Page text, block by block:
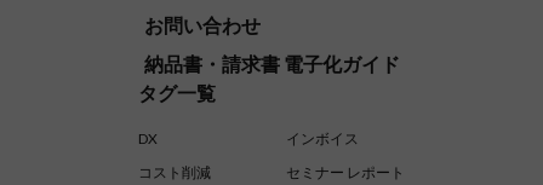
お問い合わせ
納品書・請求書 電子化ガイド
タグ一覧
DX
インボイス
コスト削減
セミナー レポート